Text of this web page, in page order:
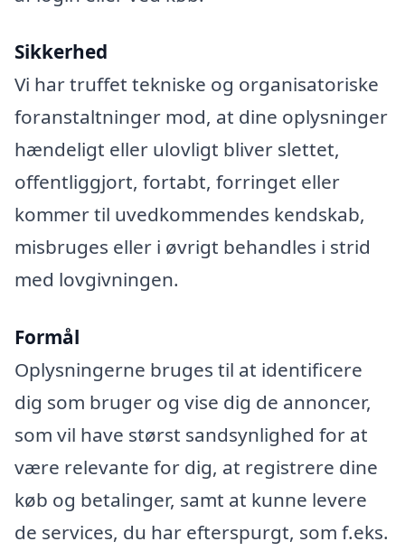
Sikkerhed
Vi har truffet tekniske og organisatoriske
foranstaltninger mod, at dine oplysninger
hændeligt eller ulovligt bliver slettet,
offentliggjort, fortabt, forringet eller
kommer til uvedkommendes kendskab,
misbruges eller i øvrigt behandles i strid
med lovgivningen.
Formål
Oplysningerne bruges til at identificere
dig som bruger og vise dig de annoncer,
som vil have størst sandsynlighed for at
være relevante for dig, at registrere dine
køb og betalinger, samt at kunne levere
de services, du har efterspurgt, som f.eks.